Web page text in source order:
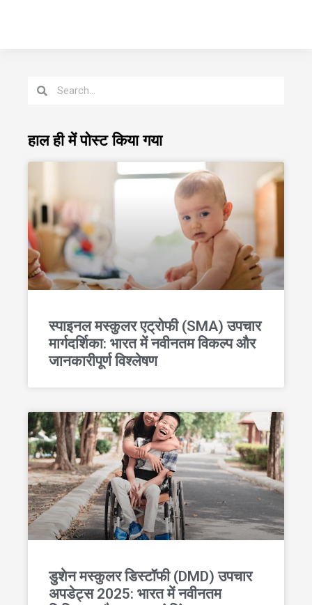
हाल ही में पोस्ट किया गया
स्पाइनल मस्कुलर एट्रोफी (SMA) उपचार
मार्गदर्शिका: भारत में नवीनतम विकल्प और
जानकारीपूर्ण विश्लेषण
डुशेन मस्कुलर डिस्टॉफी (DMD) उपचार
अपडेट्स 2025: भारत में नवीनतम